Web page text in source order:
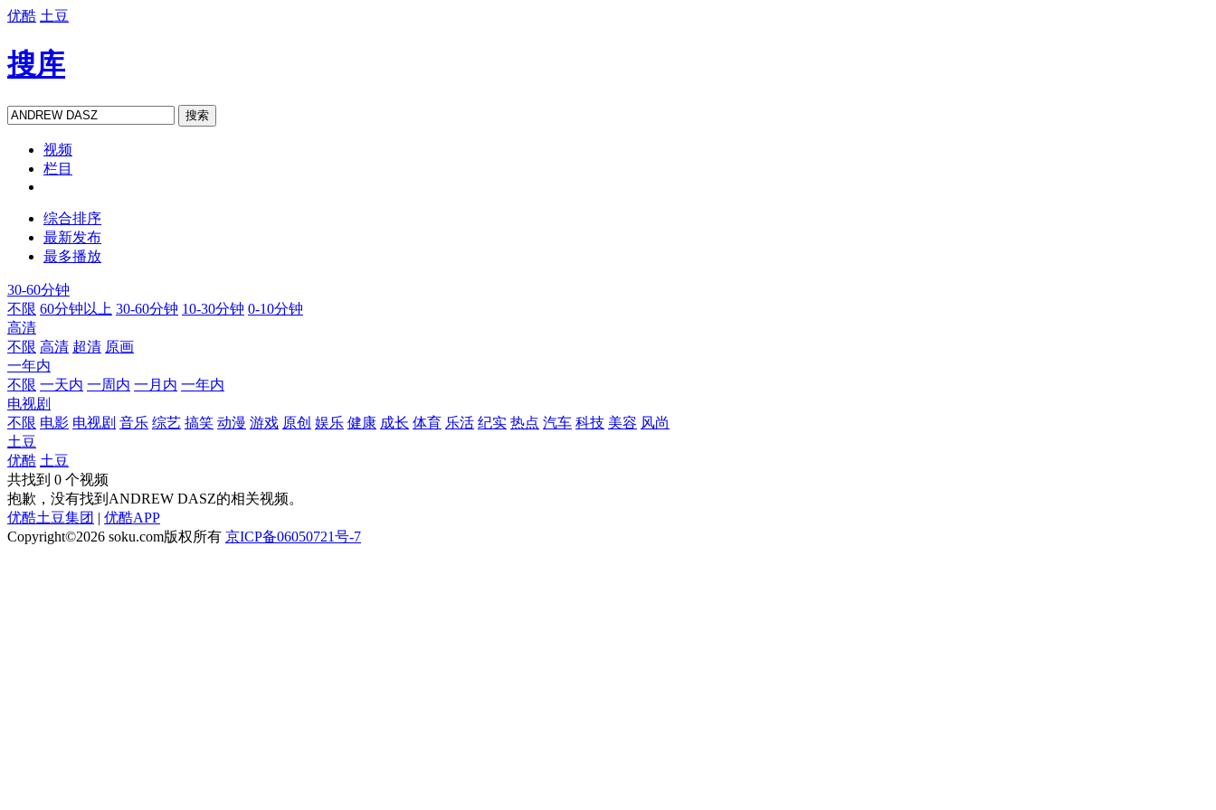
优酷 土豆
搜库
搜索
视频
栏目
综合排序
最新发布
最多播放
30-60分钟
不限 60分钟以上 30-60分钟 10-30分钟 0-10分钟
高清
不限 高清 超清 原画
一年内
不限 一天内 一周内 一月内 一年内
电视剧
不限 电影 电视剧 音乐 综艺 搞笑 动漫 游戏 原创 娱乐 健康 成长 体育 乐活 纪实 热点 汽车 科技 美容 风尚
土豆
优酷 土豆
共找到 0 个视频
抱歉，没有找到 ANDREW DASZ的相关视频。
优酷土豆集团 | 优酷APP
Copyright©2026 soku.com版权所有 京ICP备06050721号-7